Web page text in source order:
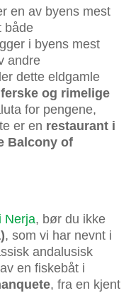
en av byens mest
både
i byens mest
andre
dette eldgamle
ferske og rimelige
for pengene,
er en restaurant i
Balcony of
Nerja, bør du ikke
, som vi har nevnt i
andalusisk
en fiskebåt i
, fra en kjent